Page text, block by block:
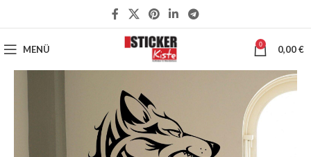
MENÜ 0 0,00€